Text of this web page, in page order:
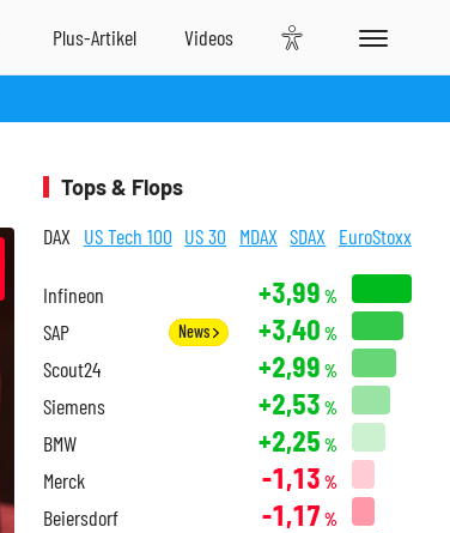
Tops & Flops
DAX US Tech 100 US 30 MDAX SDAX EuroStoxx
Infineon +3,99 %
SAP News +3,40 %
Scout24 +2,99 %
Siemens +2,53 %
BMW +2,25 %
Merck -1,13 %
Beiersdorf -1,17 %